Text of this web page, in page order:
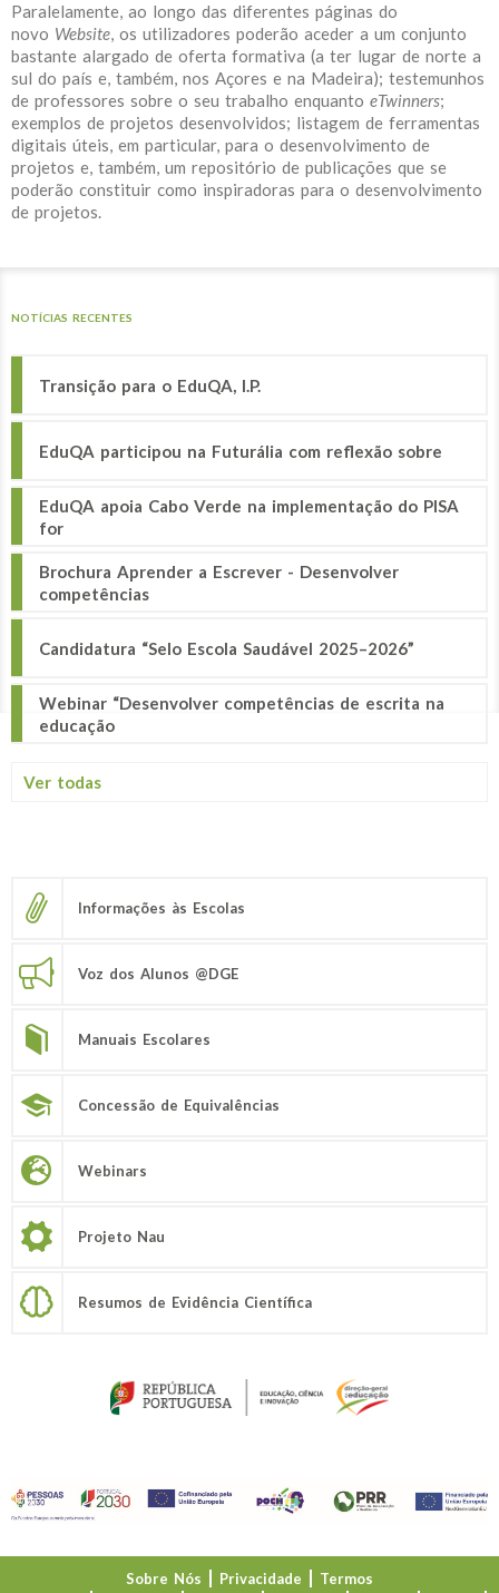
Paralelamente, ao longo das diferentes páginas do
novo Website, os utilizadores poderão aceder a um conjunto
bastante alargado de oferta formativa (a ter lugar de norte a
sul do país e, também, nos Açores e na Madeira); testemunhos
de professores sobre o seu trabalho enquanto eTwinners;
exemplos de projetos desenvolvidos; listagem de ferramentas
digitais úteis, em particular, para o desenvolvimento de
projetos e, também, um repositório de publicações que se
poderão constituir como inspiradoras para o desenvolvimento
de projetos.
NOTÍCIAS RECENTES
Transição para o EduQA, I.P.
EduQA participou na Futurália com reflexão sobre
EduQA apoia Cabo Verde na implementação do PISA
for
Brochura Aprender a Escrever - Desenvolver
competências
Candidatura “Selo Escola Saudável 2025–2026”
Webinar “Desenvolver competências de escrita na
educação
Ver todas
Informações às Escolas
Voz dos Alunos @DGE
Manuais Escolares
Concessão de Equivalências
Webinars
Projeto Nau
Resumos de Evidência Científica
Sobre Nós Privacidade
Termos